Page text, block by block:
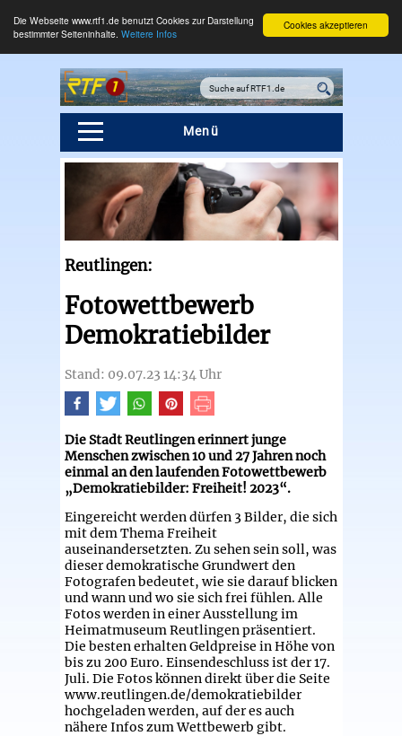
Cookies akzeptieren
Die Webseite www.rtf1.de benutzt Cookies zur Darstellung
bestimmter Seiteninhalte. Weitere Infos
Menü
Reutlingen:
Fotowettbewerb
Demokratiebilder
Stand: 09.07.23 14:34 Uhr
Die Stadt Reutlingen erinnert junge
Menschen zwischen 10 und 27 Jahren noch
einmal an den laufenden Fotowettbewerb
„Demokratiebilder: Freiheit! 2023“.
Eingereicht werden dürfen 3 Bilder, die sich
mit dem Thema Freiheit
auseinandersetzten. Zu sehen sein soll, was
dieser demokratische Grundwert den
Fotografen bedeutet, wie sie darauf blicken
und wann und wo sie sich frei fühlen. Alle
Fotos werden in einer Ausstellung im
Heimatmuseum Reutlingen präsentiert.
Die besten erhalten Geldpreise in Höhe von
bis zu 200 Euro. Einsendeschluss ist der 17.
Juli. Die Fotos können direkt über die Seite
www.reutlingen.de/demokratiebilder
hochgeladen werden, auf der es auch
nähere Infos zum Wettbewerb gibt.